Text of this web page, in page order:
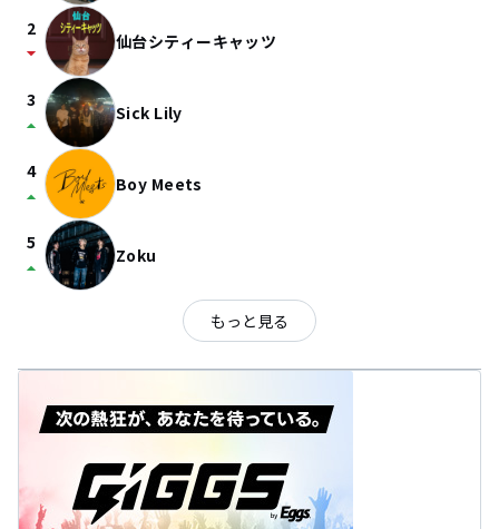
2
arrow_drop_down 仙台シティーキャッツ
3
arrow_drop_up Sick Lily
4
arrow_drop_up Boy Meets
5
arrow_drop_up Zoku
もっと見る